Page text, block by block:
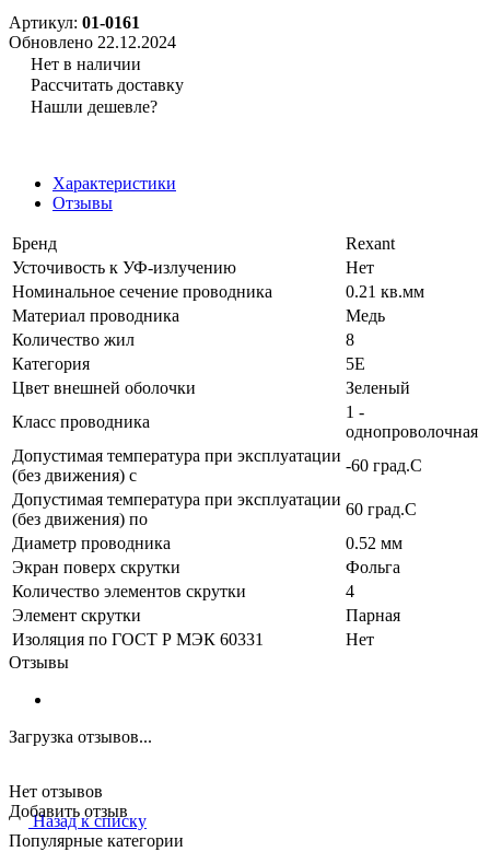
Артикул: 01-0161
Обновлено 22.12.2024
Нет в наличии
Рассчитать доставку
Нашли дешевле?
Характеристики
Отзывы
Бренд
Rexant
Усточивость к УФ-излучению
Нет
Номинальное сечение проводника
0.21 кв.мм
Материал проводника
Медь
Количество жил
8
Категория
5E
Цвет внешней оболочки
Зеленый
Класс проводника
1 -
однопроволочная
Допустимая температура при эксплуатации
(без движения) с
-60 град.C
Допустимая температура при эксплуатации
(без движения) по
60 град.C
Диаметр проводника
0.52 мм
Экран поверх скрутки
Фольга
Количество элементов скрутки
4
Элемент скрутки
Парная
Изоляция по ГОСТ Р МЭК 60331
Нет
Отзывы
Загрузка отзывов...
Нет отзывов
Добавить отзыв
Назад к списку
Популярные категории